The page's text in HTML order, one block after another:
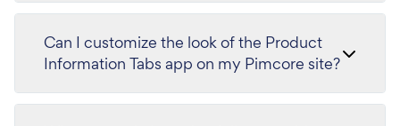
Can I customize the look of the Product
Information Tabs app on my Pimcore site?